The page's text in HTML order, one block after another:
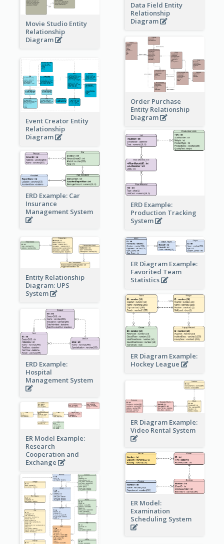
Data Field Entity
Relationship
Diagram
Movie Studio Entity
Relationship
Diagram
Order Purchase
Entity Relationship
Diagram
Event Creator Entity
Relationship
Diagram
ERD Example:
Production Tracking
System
ERD Example: Car
Insurance
Management System
Entity Relationship
Diagram: UPS
System
ER Diagram Example:
Favorited Team
Statistics
ER Diagram Example:
Hockey League
ERD Example:
Hospital
Management System
ER Diagram Example:
Video Rental System
ER Model Example:
Research
Cooperation and
Exchange
ER Model:
Examination
Scheduling System